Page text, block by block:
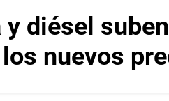
y diésel
nuevos